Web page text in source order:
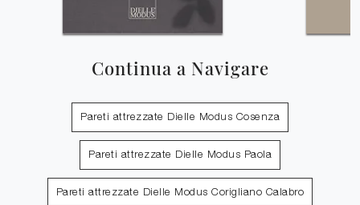
Continua a Navigare
Pareti attrezzate Dielle Modus Cosenza
Pareti attrezzate Dielle Modus Paola
Pareti attrezzate Dielle Modus Corigliano Calabro